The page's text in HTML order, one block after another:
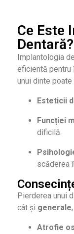
Ce Este
Dentară?
Implantologia
eficientă pentru
unui dinte poate
Esteticii
Funcției
dificilă.
scăderea
Pierderea unui
cât și generale
Atrofie